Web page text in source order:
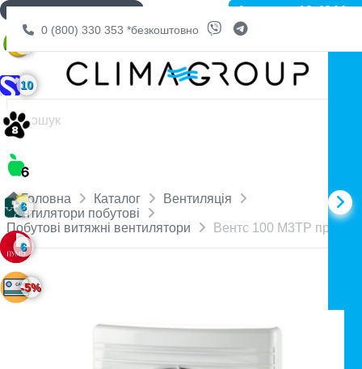
0 (800) 330 353 *безкоштовно
Головна Каталог
Вентиляція
Вентилятори побутові
Побутові витяжні вентилятори
Вентс 100 М3ТР прес
Артикул: 10-4044
ДОСТАВКА БЕЗКОШТОВНО
10
6
6
-5%